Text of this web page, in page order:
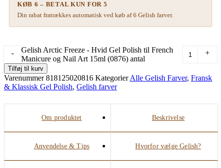
KØB 6 – BETAL KUN FOR 5
Din rabat fratrækkes automatisk ved køb af 6 Gelish farver.
-
Gelish Arctic Freeze - Hvid Gel Polish til French
Manicure og Nail Art 15ml (0876) antal
+
Tilføj til kurv
Varenummer818125020816 Kategorier Alle Gelish Farver, Fransk
& Klassisk Gel Polish, Gelish farver
Om produktet Beskrivelse
Anvendelse & Tips Hvorfor vælge Gelish?